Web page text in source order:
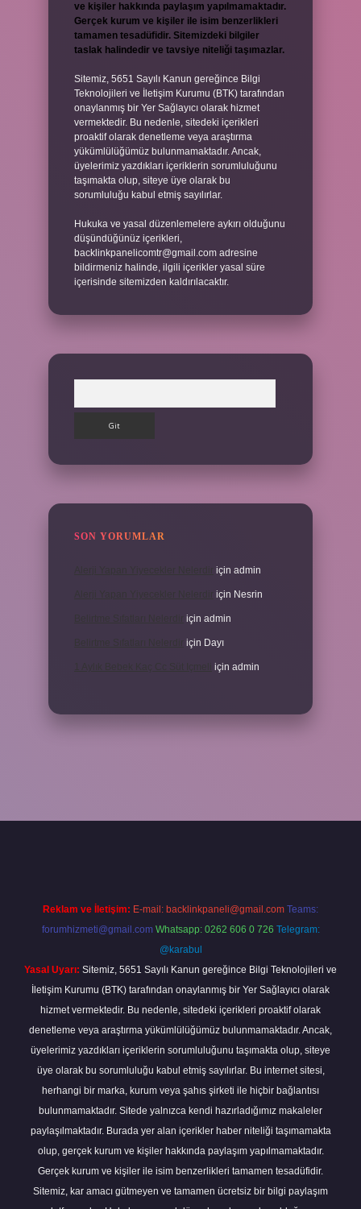
ve kişiler hakkında paylaşım yapılmamaktadır.
Gerçek kurum ve kişiler ile isim benzerlikleri
tamamen tesadüfidir. Sitemizdeki bilgiler
taslak halindedir ve tavsiye niteliği taşımazlar.
Sitemiz, 5651 Sayılı Kanun gereğince Bilgi
Teknolojileri ve İletişim Kurumu (BTK) tarafından
onaylanmış bir Yer Sağlayıcı olarak hizmet
vermektedir. Bu nedenle, sitedeki içerikleri
proaktif olarak denetleme veya araştırma
yükümlülüğümüz bulunmamaktadır. Ancak,
üyelerimiz yazdıkları içeriklerin sorumluluğunu
taşımakta olup, siteye üye olarak bu
sorumluluğu kabul etmiş sayılırlar.
Hukuka ve yasal düzenlemelere aykırı olduğunu
düşündüğünüz içerikleri,
backlinkpanelicomtr@gmail.com adresine
bildirmeniz halinde, ilgili içerikler yasal süre
içerisinde sitemizden kaldırılacaktır.
SON YORUMLAR
için admin
için Nesrin
için admin
için Dayı
için admin
Reklam ve İletişim: E-mail: backlinkpaneli@gmail.com Teams:
forumhizmeti@gmail.com Whatsapp: 0262 606 0 726 Telegram:
@karabul
Yasal Uyarı: Sitemiz, 5651 Sayılı Kanun gereğince Bilgi Teknolojileri ve
İletişim Kurumu (BTK) tarafından onaylanmış bir Yer Sağlayıcı olarak
hizmet vermektedir. Bu nedenle, sitedeki içerikleri proaktif olarak
denetleme veya araştırma yükümlülüğümüz bulunmamaktadır. Ancak,
üyelerimiz yazdıkları içeriklerin sorumluluğunu taşımakta olup, siteye
üye olarak bu sorumluluğu kabul etmiş sayılırlar. Bu internet sitesi,
herhangi bir marka, kurum veya şahıs şirketi ile hiçbir bağlantısı
bulunmamaktadır. Sitede yalnızca kendi hazırladığımız makaleler
paylaşılmaktadır. Burada yer alan içerikler haber niteliği taşımamakta
olup, gerçek kurum ve kişiler hakkında paylaşım yapılmamaktadır.
Gerçek kurum ve kişiler ile isim benzerlikleri tamamen tesadüfidir.
Sitemiz, kar amacı gütmeyen ve tamamen ücretsiz bir bilgi paylaşım